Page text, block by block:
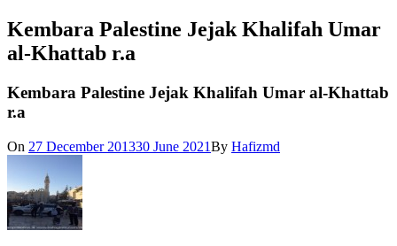
Kembara Palestine Jejak Khalifah Umar
al-Khattab r.a
Kembara Palestine Jejak Khalifah Umar al-Khattab
r.a
On 27 December 201330 June 2021By Hafizmd